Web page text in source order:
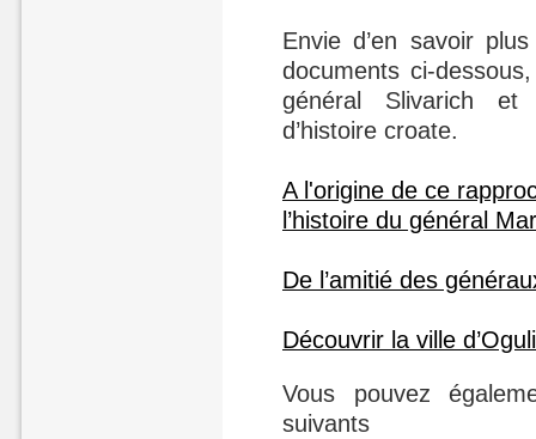
Envie d’en savoir
documents ci-
général Slivarich et
d’histoire croate.
A l'origine de ce
l’histoire du général
De l’amitié des
Découvrir la ville
Vous pouvez
suivants